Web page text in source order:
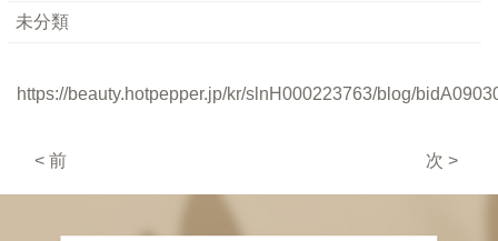
未分類
https://beauty.hotpepper.jp/kr/slnH000223763/blog/
< 前 次 >